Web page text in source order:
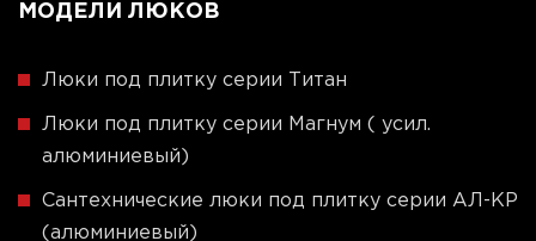
МОДЕЛИ ЛЮКОВ
Люки под плитку серии Титан
Люки под плитку серии Магнум ( усил.
алюминиевый)
Сантехнические люки под плитку серии АЛ-КР
(алюминиевый)